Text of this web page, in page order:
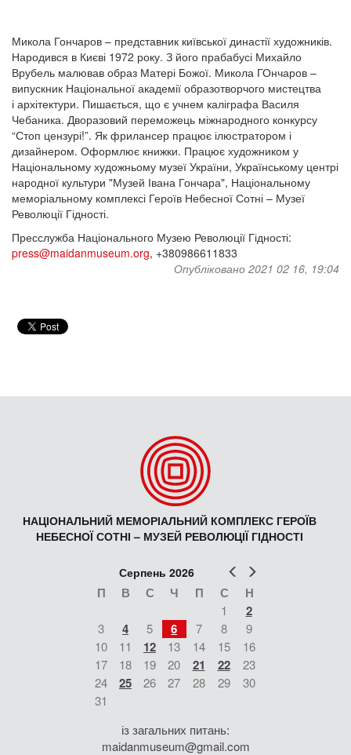
Микола Гончаров – представник київської династії художників.
Народився в Києві 1972 року. З його прабабусі Михайло
Врубель малював образ Матері Божої. Микола ГОнчаров –
випускник Національної академії образотворчого мистецтва
і архітектури. Пишається, що є учнем каліграфа Василя
Чебаника. Дворазовий переможець міжнародного конкурсу
“Стоп цензурі!”. Як фрилансер працює ілюстратором і
дизайнером. Оформлює книжки. Працює художником у
Національному художньому музеї України, Українському центрі
народної культури "Музей Івана Гончара", Національному
меморіальному комплексі Героїв Небесної Сотні – Музеї
Революції Гідності.
Пресслужба Національного Музею Революції Гідності:
press@maidanmuseum.org, +380986611833
Опубліковано 2021 02 16, 19:04
НАЦІОНАЛЬНИЙ МЕМОРІАЛЬНИЙ КОМПЛЕКС ГЕРОЇВ
НЕБЕСНОЇ СОТНІ – МУЗЕЙ РЕВОЛЮЦІЇ ГІДНОСТІ
Попер
Серпень 2026
П В С Ч П С Н
1 2
3 4 5 6 7 8
9
10
11 12 13 14 15
16
17
18 19 20 21 22
23
24
25 26 27 28 29
30
31
із загальних питань:
maidanmuseum@gmail.com